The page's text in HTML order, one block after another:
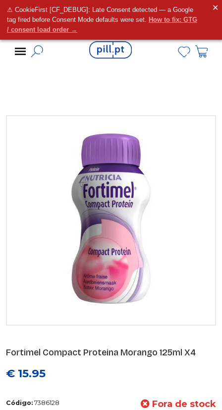
⚠ CookieFirst [CF_DEBUG]: Late Consent detected — a Google
tag fired before Consent Mode defaults were set. How to fix: GTG
/ consent load order →
✕
Alguma dúvida?
Fortimel Compact Proteina Morango 125ml X4
€ 15.95
Código: 7386128 Fora de stock